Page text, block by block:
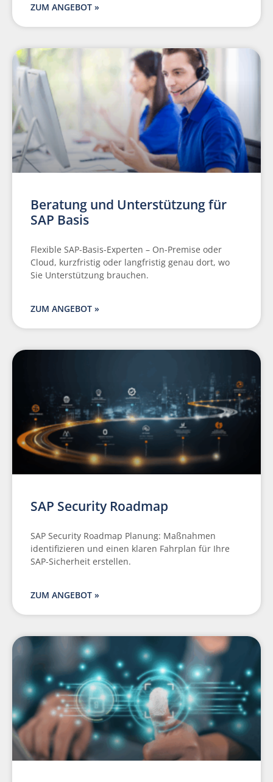
ZUM ANGEBOT »
Beratung und Unterstützung für
SAP Basis
Flexible SAP-Basis-Experten – On-Premise oder
Cloud, kurzfristig oder langfristig genau dort, wo
Sie Unterstützung brauchen.
ZUM ANGEBOT »
SAP Security Roadmap
SAP Security Roadmap Planung: Maßnahmen
identifizieren und einen klaren Fahrplan für Ihre
SAP-Sicherheit erstellen.
ZUM ANGEBOT »